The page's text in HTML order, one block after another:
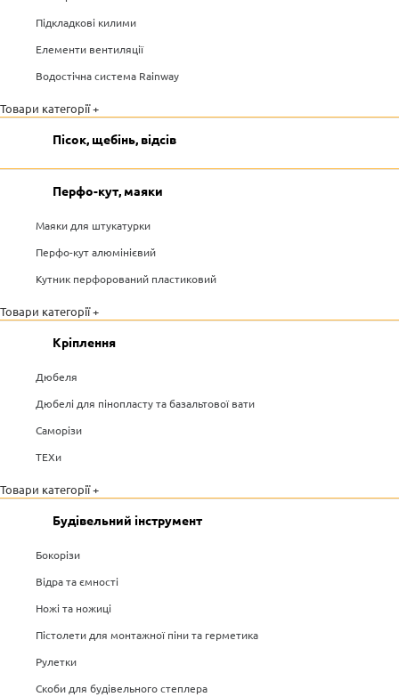
Підкладкові килими
Елементи вентиляції
Водостічна система Rainway
Товари категорії +
Пісок, щебінь, відсів
Перфо-кут, маяки
Маяки для штукатурки
Перфо-кут алюмінієвий
Кутник перфорований пластиковий
Товари категорії +
Кріплення
Дюбеля
Дюбелі для пінопласту та базальтової вати
Саморізи
ТЕХи
Товари категорії +
Будівельний інструмент
Бокорізи
Відра та ємності
Ножі та ножиці
Пістолети для монтажної піни та герметика
Рулетки
Скоби для будівельного степлера